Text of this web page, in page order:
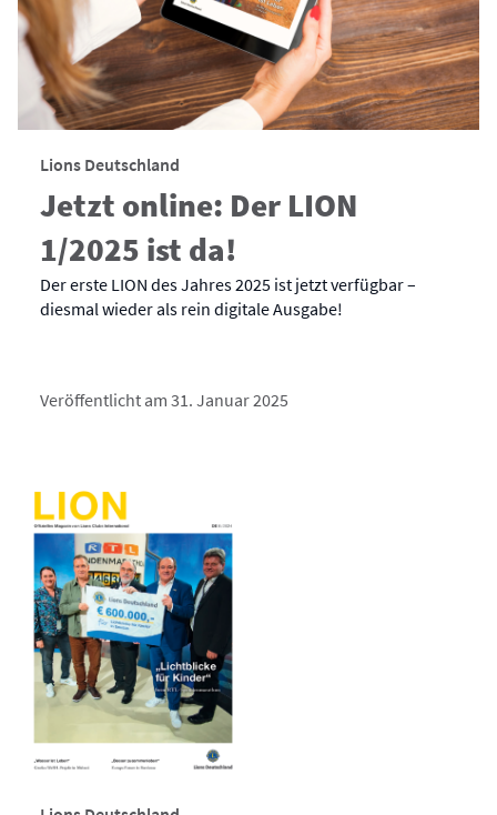
Lions Deutschland
Jetzt online: Der LION
1/2025 ist da!
Der erste LION des Jahres 2025 ist jetzt verfügbar –
diesmal wieder als rein digitale Ausgabe!
Veröffentlicht am 31. Januar 2025